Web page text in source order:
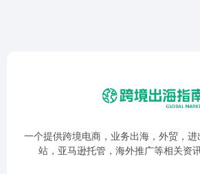
一个提供跨境电商，业务出海，外贸，
站，亚马逊托管，海外推广等相关资